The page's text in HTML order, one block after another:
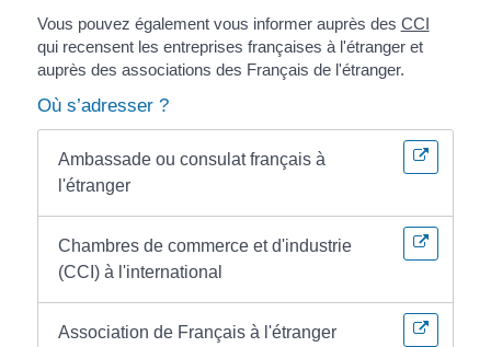
Vous pouvez également vous informer auprès des CCI
qui recensent les entreprises françaises à l'étranger et
auprès des associations des Français de l'étranger.
Où s’adresser ?
Ambassade ou consulat français à
l'étranger
Chambres de commerce et d'industrie
(CCI) à l'international
Association de Français à l'étranger